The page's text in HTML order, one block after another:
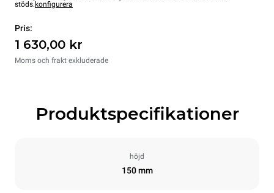
stöds.konfigurera
Pris:
1 630,00 kr
Moms och frakt exkluderade
Produktspecifikationer
höjd
150 mm